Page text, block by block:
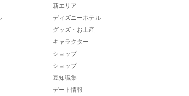
新エリア
ディズニーホテル
グッズ・お土産
キャラクター
ショップ
ショップ
豆知識集
デート情報